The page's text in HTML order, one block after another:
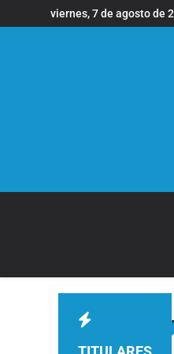
al
viernes, 7 de agosto de
Privada: hubo